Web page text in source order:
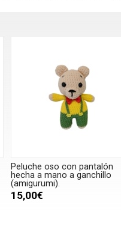
Peluche oso con pantalón
hecha a mano a ganchillo
(amigurumi).
15,00€